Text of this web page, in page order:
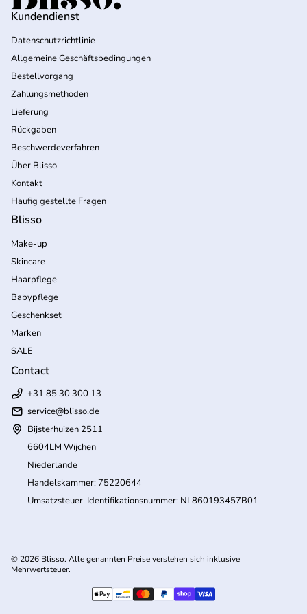
Kundendienst
Datenschutzrichtlinie
Allgemeine Geschäftsbedingungen
Bestellvorgang
Zahlungsmethoden
Lieferung
Rückgaben
Beschwerdeverfahren
Über Blisso
Kontakt
Häufig gestellte Fragen
Blisso
Make-up
Skincare
Haarpflege
Babypflege
Geschenkset
Marken
SALE
Contact
+31 85 30 300 13
service@blisso.de
Bijsterhuizen 2511
6604LM Wijchen
Niederlande
Handelskammer: 75220644
Umsatzsteuer-Identifikationsnummer: NL860193457B01
© 2026 Blisso. Alle genannten Preise verstehen sich inklusive
Mehrwertsteuer.
(Link öffnet in neuem Tab/Fenster)Zahlungsmöglichkeiten